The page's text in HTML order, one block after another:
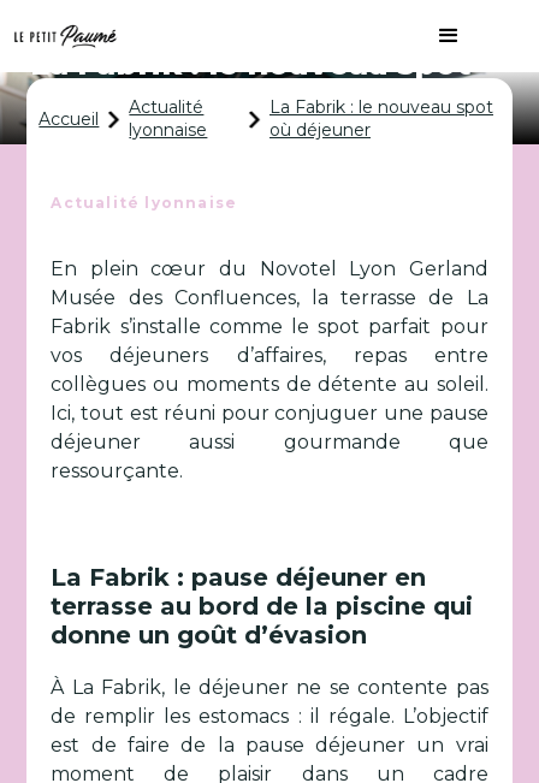
La Fabrik : le nouveau spot
où déjeuner
Accueil
Actualité
lyonnaise
La Fabrik : le nouveau spot
où déjeuner
Actualité lyonnaise
En plein cœur du Novotel Lyon Gerland
Musée des Confluences, la terrasse de La
Fabrik s’installe comme le spot parfait pour
vos déjeuners d’affaires, repas entre
collègues ou moments de détente au soleil.
Ici, tout est réuni pour conjuguer une pause
déjeuner aussi gourmande que
ressourçante.
La Fabrik : pause déjeuner en
terrasse au bord de la piscine qui
donne un goût d’évasion
À La Fabrik, le déjeuner ne se contente pas
de remplir les estomacs : il régale. L’objectif
est de faire de la pause déjeuner un vrai
moment de plaisir dans un cadre